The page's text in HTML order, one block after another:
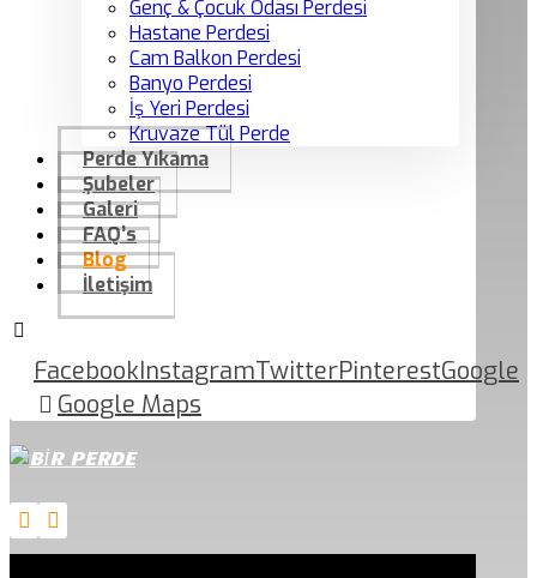
Genç & Çocuk Odası Perdesi
Hastane Perdesi
Cam Balkon Perdesi
Banyo Perdesi
İş Yeri Perdesi
Kruvaze Tül Perde
Perde Yıkama
Şubeler
Galeri
FAQ’s
Blog
İletişim
FacebookInstagramTwitterPinterestGoogle
Google Maps